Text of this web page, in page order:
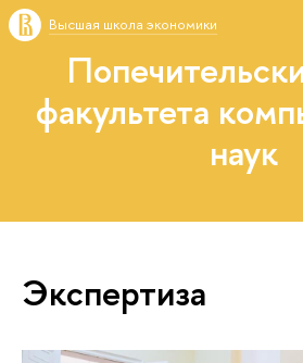
Высшая школа экономики
факультета
наук
Экспертиза